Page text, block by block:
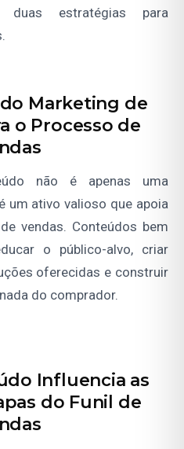
duas estratégias para
Marketing de
o Processo de
não é apenas uma
um ativo valioso que apoia
vendas. Conteúdos bem
o público-alvo, criar
oferecidas e construir
do comprador.
Influencia as
do Funil de